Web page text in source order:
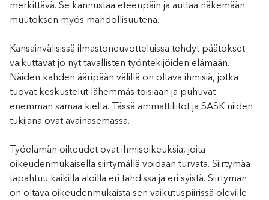
merkittävä. Se kannustaa eteenpäin ja auttaa näkemään
muutoksen myös mahdollisuutena.
Kansainvälisissä ilmastoneuvotteluissa tehdyt päätökset
vaikuttavat jo nyt tavallisten työntekijöiden elämään.
Näiden kahden ääripään välillä on oltava ihmisiä, jotka
tuovat keskustelut lähemmäs toisiaan ja puhuvat
enemmän samaa kieltä. Tässä ammattiliitot ja SASK niiden
tukijana ovat avainasemassa.
Työelämän oikeudet ovat ihmisoikeuksia, joita
oikeudenmukaisella siirtymällä voidaan turvata. Siirtymää
tapahtuu kaikilla aloilla eri tahdissa ja eri syistä. Siirtymän
on oltava oikeudenmukaista sen vaikutuspiirissä oleville